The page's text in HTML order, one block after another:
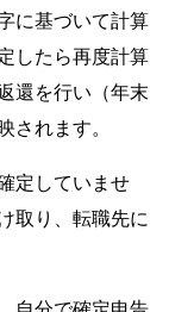
に基づいて計算
したら再度計算
還を行い（年末
されます。
定していませ
取り、転職先に